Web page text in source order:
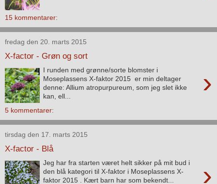
15 kommentarer:
fredag den 20. marts 2015
X-factor - Grøn og sort
›
I runden med grønne/sorte blomster i
Moseplassens X-faktor 2015 er min deltager
denne: Allium atropurpureum, som jeg slet ikke
kan, ell...
5 kommentarer:
tirsdag den 17. marts 2015
X-factor - Blå
›
Jeg har fra starten været helt sikker på mit bud i
den blå kategori til X-faktor i Moseplassens X-
faktor 2015 . Kært barn har som bekendt...